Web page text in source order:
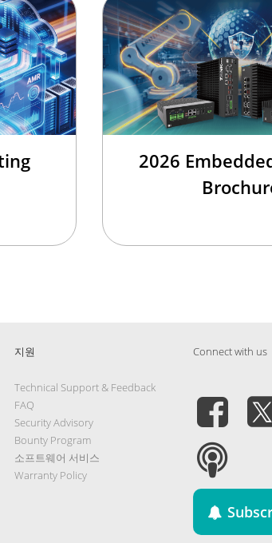
2026
지원
Technical Support & Feedback
FAQ
Security Advisory
Bounty Program
소프트웨어 서비스
Warranty Policy
Connect with us